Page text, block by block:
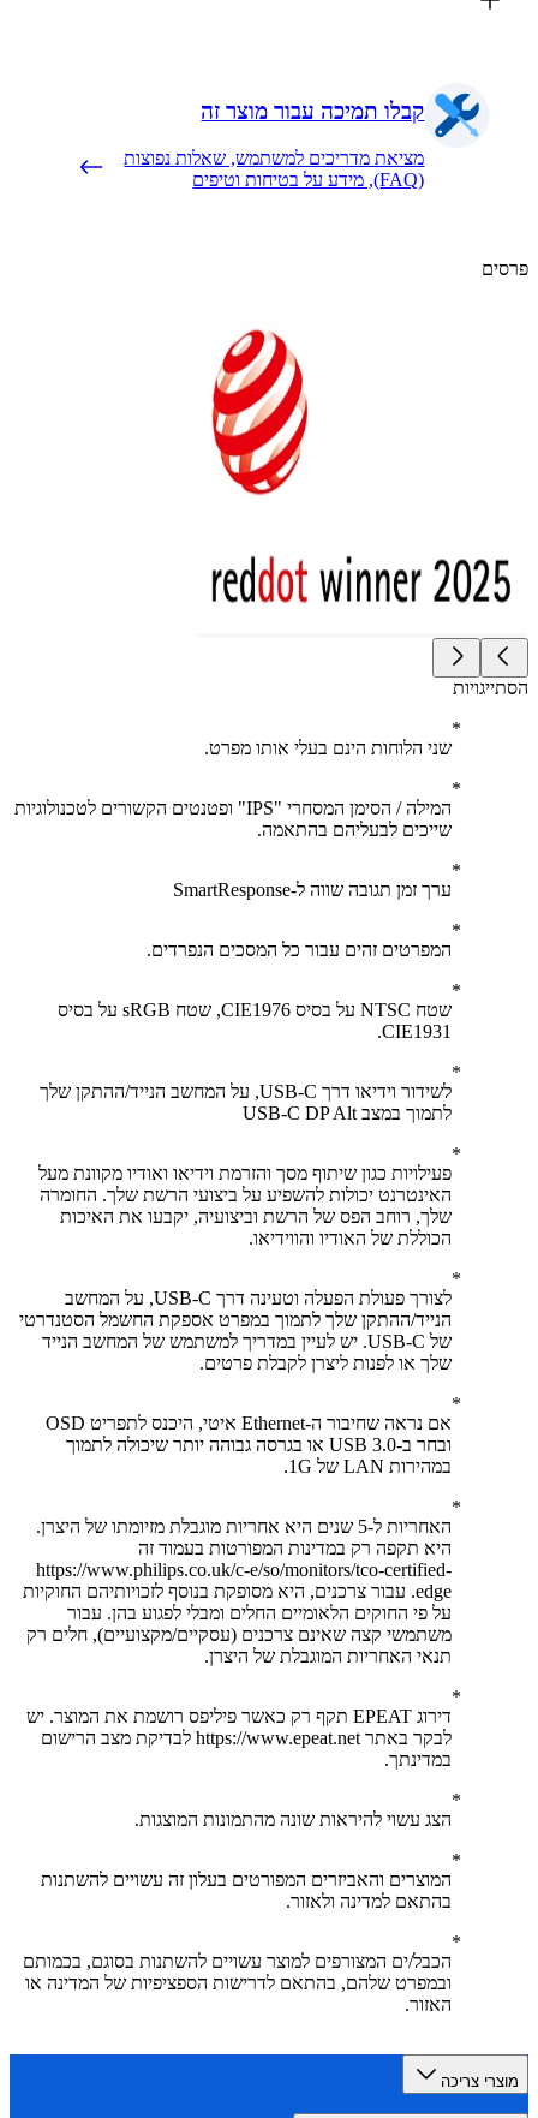
קבלו תמיכה עבור מוצר זה
מציאת מדריכים למשתמש, שאלות נפוצות
שני הלוחות הינם בעלי אותו מפרט.
המילה / הסימן המסחרי "IPS" ופטנטים הקשורים לטכנולוגיות
שייכים לבעליהם בהתאמה.
ערך זמן תגובה שווה ל-SmartResponse
המפרטים זהים עבור כל המסכים הנפרדים.
שטח NTSC על בסיס CIE1976, שטח sRGB על בסיס
CIE1931.
לשידור וידיאו דרך USB-C, על המחשב הנייד/ההתקן שלך
לתמוך במצב USB-C DP Alt
פעילויות כגון שיתוף מסך והזרמת וידיאו ואודיו מקוונת מעל
האינטרנט יכולות להשפיע על ביצועי הרשת שלך. החומרה
שלך, רוחב הפס של הרשת וביצועיה, יקבעו את האיכות
הכוללת של האודיו והווידיאו.
לצורך פעולת הפעלה וטעינה דרך USB-C, על המחשב
הנייד/ההתקן שלך לתמוך במפרט אספקת החשמל הסטנדרטי
של USB-C. יש לעיין במדריך למשתמש של המחשב הנייד
שלך או לפנות ליצרן לקבלת פרטים.
אם נראה שחיבור ה-Ethernet איטי, היכנס לתפריט OSD
ובחר ב-USB 3.0 או בגרסה גבוהה יותר שיכולה לתמוך
במהירות LAN של 1G.
האחריות ל-5 שנים היא אחריות מוגבלת מזיומתו של היצרן.
היא תקפה רק במדינות המפורטות בעמוד זה
https://www.philips.co.uk/c-e/so/monitors/tco-certified-
edge. עבור צרכנים, היא מסופקת בנוסף לזכויותיהם החוקיות
על פי החוקים הלאומיים החלים ומבלי לפגוע בהן. עבור
משתמשי קצה שאינם צרכנים (עסקיים/מקצועיים), חלים רק
תנאי האחריות המוגבלת של היצרן.
דירוג EPEAT תקף רק כאשר פיליפס רושמת את המוצר. יש
לבקר באתר https://www.epeat.net לבדיקת מצב הרישום
במדינתך.
הצג עשוי להיראות שונה מהתמונות המוצגות.
המוצרים והאביזרים המפורטים בעלון זה עשויים להשתנות
בהתאם למדינה ולאזור.
הכבל/ים המצורפים למוצר עשויים להשתנות בסוגם, בכמותם
ובמפרט שלהם, בהתאם לדרישות הספציפיות של המדינה או
האזור.
צריכה